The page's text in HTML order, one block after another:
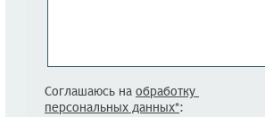
Соглашаюсь на обработку
персональных данных*: